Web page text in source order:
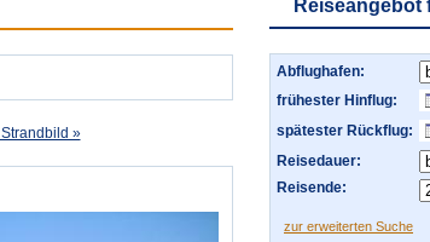
Strandbild »
Abflughafen:
frühester Hinflug:
spätester Rückflug:
Reisedauer:
Reisende:
zur erweiterten Suche